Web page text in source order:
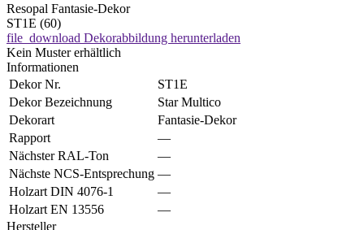
Resopal Fantasie-Dekor
ST1E (60)
file_download Dekorabbildung herunterladen
Kein Muster erhältlich
Informationen
Dekor Nr.
ST1E
Dekor Bezeichnung
Star Multico
Dekorart
Fantasie-Dekor
Rapport
—
Nächster RAL-Ton
—
Nächste NCS-Entsprechung —
Holzart DIN 4076-1
—
Holzart EN 13556
—
Hersteller